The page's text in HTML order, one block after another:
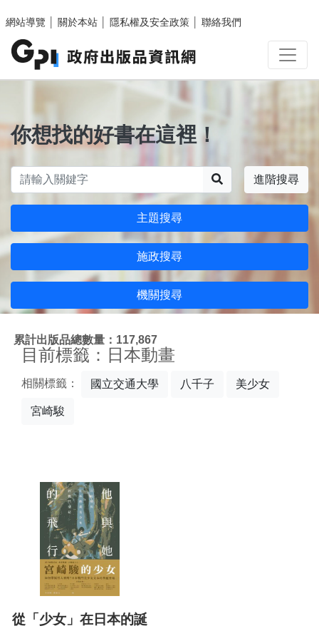
網站導覽
關於本站 隱私權及安全政策 聯絡我們
你想找的好書在這裡！
進階搜尋
主題搜尋
施政搜尋
機關搜尋
累計出版品總數量：117,867
目前標籤：日本動畫
相關標籤： 國立交通大學 八千子 美少女
宮崎駿
從「少女」在日本的誕